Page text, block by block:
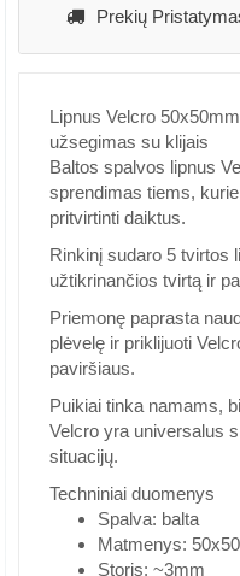
Prekių
Lipnus Velcro
užsegimas su klijais
Baltos spalvos lipnus
sprendimas tiems,
pritvirtinti daiktus.
Rinkinį sudaro 5 tvirtos
užtikrinančios tvirtą ir
Priemonę paprasta
plėvelę ir priklijuoti
paviršiaus.
Puikiai tinka namams,
Velcro yra universalus
situacijų.
Techniniai duomenys
Spalva: balta
Matmenys:
Storis: ~3mm